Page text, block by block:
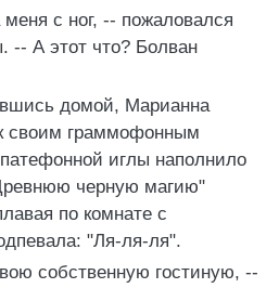
с ног, -- пожаловался
-- А этот что? Болван
домой, Марианна
своим граммофонным
иглы наполнило
черную магию"
по комнате с
"Ля-ля-ля".
собственную гостиную, --